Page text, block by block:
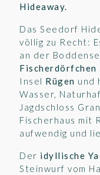
Hideaway.
Das Seedorf
völlig zu Recht:
an der
Fischerdörfchen
Insel Rügen und
Wasser,
Jagdschloss
Fischerhaus mit
aufwendig und
Der idyllische
Steinwurf vom